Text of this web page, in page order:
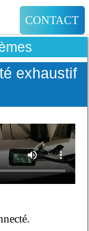
CONTACT
exhaustif